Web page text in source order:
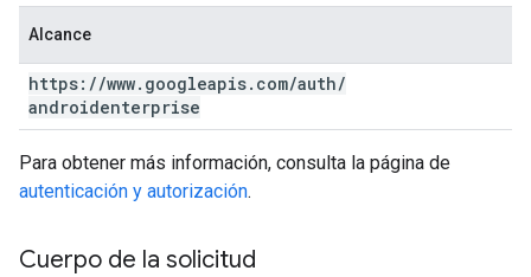
Alcance
https: //www. googleapis. com/auth/
androidenterprise
Para obtener más información, consulta la página de
autenticación y autorización.
Cuerpo de la solicitud